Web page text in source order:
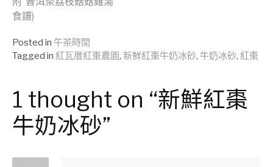
Reading
食譜)
Posted in 午茶時間
Tagged in 紅瓦厝紅棗農園, 新鮮紅棗牛奶冰砂, 牛奶冰砂, 紅棗
1 thought on “新鮮紅棗
牛奶冰砂”